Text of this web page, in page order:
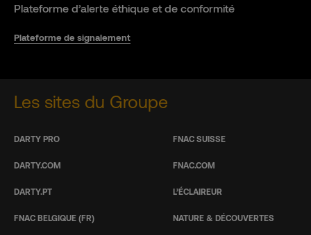
Plateforme d’alerte éthique et de conformité
Plateforme de signalement
Les sites du Groupe
DARTY PRO
DARTY.COM
DARTY.PT
FNAC BELGIQUE (FR)
FNAC SUISSE
FNAC.COM
L’ÉCLAIREUR
NATURE & DÉCOUVERTES